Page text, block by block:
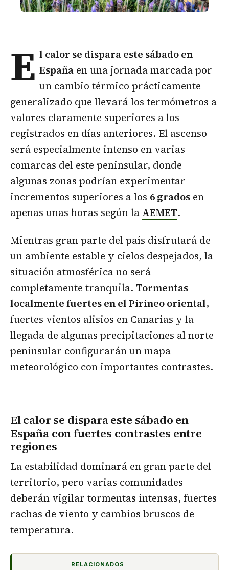
E l calor se dispara este sábado en
España en una jornada marcada por
un cambio térmico prácticamente
generalizado que llevará los termómetros a
valores claramente superiores a los
registrados en días anteriores. El ascenso
será especialmente intenso en varias
comarcas del este peninsular, donde
algunas zonas podrían experimentar
incrementos superiores a los 6 grados en
apenas unas horas según la AEMET.
Mientras gran parte del país disfrutará de
un ambiente estable y cielos despejados, la
situación atmosférica no será
completamente tranquila. Tormentas
localmente fuertes en el Pirineo oriental,
fuertes vientos alisios en Canarias y la
llegada de algunas precipitaciones al norte
peninsular configurarán un mapa
meteorológico con importantes contrastes.
El calor se dispara este sábado en
España con fuertes contrastes entre
regiones
La estabilidad dominará en gran parte del
territorio, pero varias comunidades
deberán vigilar tormentas intensas, fuertes
rachas de viento y cambios bruscos de
temperatura.
RELACIONADOS